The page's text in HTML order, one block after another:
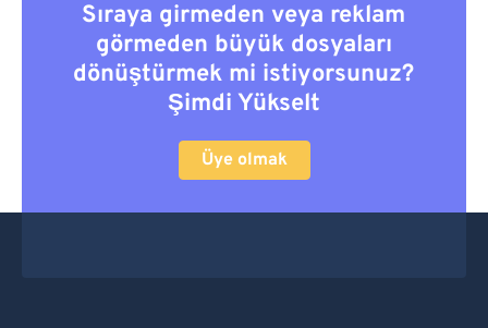
Sıraya girmeden veya reklam
görmeden büyük dosyaları
dönüştürmek mi istiyorsunuz?
Şimdi Yükselt
Üye olmak